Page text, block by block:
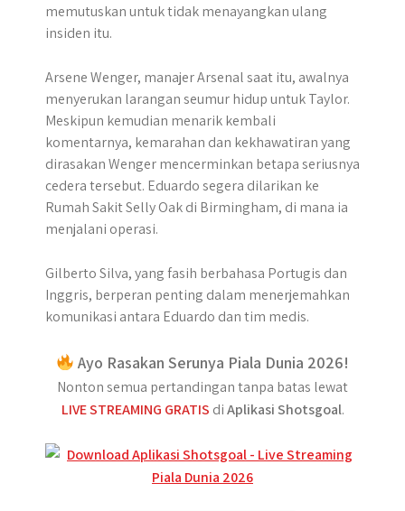
memutuskan untuk tidak menayangkan ulang
insiden itu.
Arsene Wenger, manajer Arsenal saat itu, awalnya
menyerukan larangan seumur hidup untuk Taylor.
Meskipun kemudian menarik kembali
komentarnya, kemarahan dan kekhawatiran yang
dirasakan Wenger mencerminkan betapa seriusnya
cedera tersebut. Eduardo segera dilarikan ke
Rumah Sakit Selly Oak di Birmingham, di mana ia
menjalani operasi.
Gilberto Silva, yang fasih berbahasa Portugis dan
Inggris, berperan penting dalam menerjemahkan
komunikasi antara Eduardo dan tim medis.
Ayo Rasakan Serunya Piala Dunia 2026!
Nonton semua pertandingan tanpa batas lewat
LIVE STREAMING GRATIS diAplikasi Shotsgoal.